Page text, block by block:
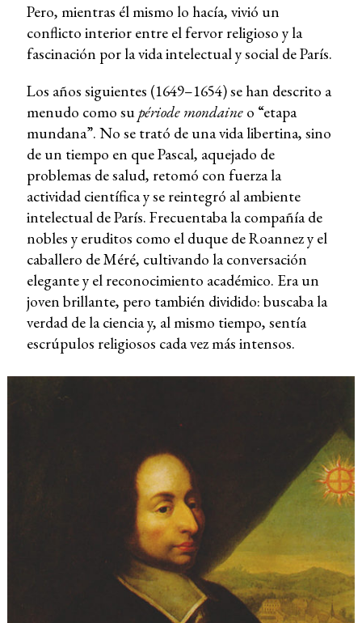
Pero, mientras él mismo lo hacía, vivió un
conflicto interior entre el fervor religioso y la
fascinación por la vida intelectual y social de París.
Los años siguientes (1649–1654) se han descrito a
menudo como su période mondaineo “etapa
mundana”. No se trató de una vida libertina, sino
de un tiempo en que Pascal, aquejado de
problemas de salud, retomó con fuerza la
actividad científica y se reintegró al ambiente
intelectual de París. Frecuentaba la compañía de
nobles y eruditos como el duque de Roannez y el
caballero de Méré, cultivando la conversación
elegante y el reconocimiento académico. Era un
joven brillante, pero también dividido: buscaba la
verdad de la ciencia y, al mismo tiempo, sentía
escrúpulos religiosos cada vez más intensos.